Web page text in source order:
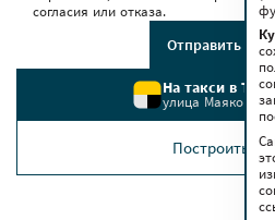
согласия или отказа.
Отправить
На такси в ТРЦ
улица
Построить